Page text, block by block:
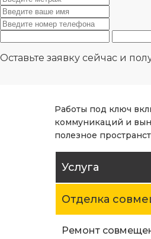
Оставьте заявку сейчас и
Работы под ключ
коммуникаций и
полезное
Услуга
Отделка
Ремонт